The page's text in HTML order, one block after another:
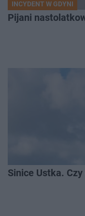
INCYDENT W GDYNI
Pijani
Sinice Ustka.